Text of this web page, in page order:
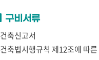
구비서류
건축신고서
건축법시행규칙 제12조에 따